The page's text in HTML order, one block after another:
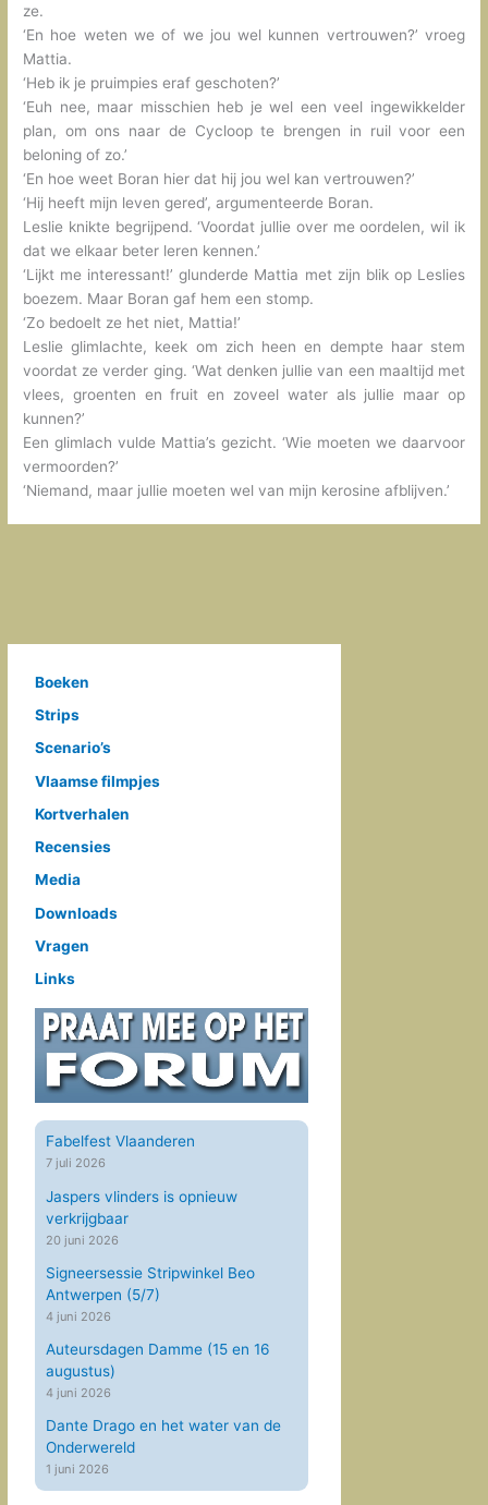
Boeken
Strips
Scenario’s
Vlaamse filmpjes
Kortverhalen
Recensies
Media
Downloads
Vragen
Links
Fabelfest Vlaanderen
7 juli 2026
Jaspers vlinders is opnieuw
verkrijgbaar
20 juni 2026
Signeersessie Stripwinkel Beo
Antwerpen (5/7)
4 juni 2026
Auteursdagen Damme (15 en 16
augustus)
4 juni 2026
Dante Drago en het water van de
Onderwereld
1 juni 2026
ze.
‘En hoe weten we of we jou wel kunnen vertrouwen?’ vroeg
Mattia.
‘Heb ik je pruimpies eraf geschoten?’
‘Euh nee, maar misschien heb je wel een veel ingewikkelder
plan, om ons naar de Cycloop te brengen in ruil voor een
beloning of zo.’
‘En hoe weet Boran hier dat hij jou wel kan vertrouwen?’
‘Hij heeft mijn leven gered’, argumenteerde Boran.
Leslie knikte begrijpend. ‘Voordat jullie over me oordelen, wil ik
dat we elkaar beter leren kennen.’
‘Lijkt me interessant!’ glunderde Mattia met zijn blik op Leslies
boezem. Maar Boran gaf hem een stomp.
‘Zo bedoelt ze het niet, Mattia!’
Leslie glimlachte, keek om zich heen en dempte haar stem
voordat ze verder ging. ‘Wat denken jullie van een maaltijd met
vlees, groenten en fruit en zoveel water als jullie maar op
kunnen?’
Een glimlach vulde Mattia’s gezicht. ‘Wie moeten we daarvoor
vermoorden?’
‘Niemand, maar jullie moeten wel van mijn kerosine afblijven.’